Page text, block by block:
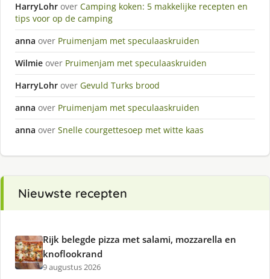
HarryLohr over Camping koken: 5 makkelijke recepten en
tips voor op de camping
anna over Pruimenjam met speculaaskruiden
Wilmie over Pruimenjam met speculaaskruiden
HarryLohr over Gevuld Turks brood
anna over Pruimenjam met speculaaskruiden
anna over Snelle courgettesoep met witte kaas
Nieuwste recepten
Rijk belegde pizza met salami, mozzarella en
knoflookrand
9 augustus 2026